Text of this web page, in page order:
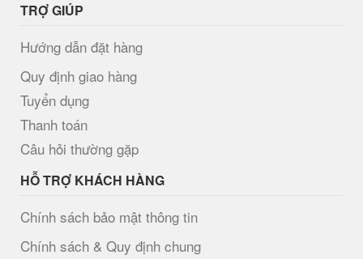
TRỢ GIÚP
Hướng dẫn đặt hàng
Quy định giao hàng
Tuyển dụng
Thanh toán
Câu hỏi thường gặp
HỖ TRỢ KHÁCH HÀNG
Chính sách bảo mật thông tin
Chính sách & Quy định chung